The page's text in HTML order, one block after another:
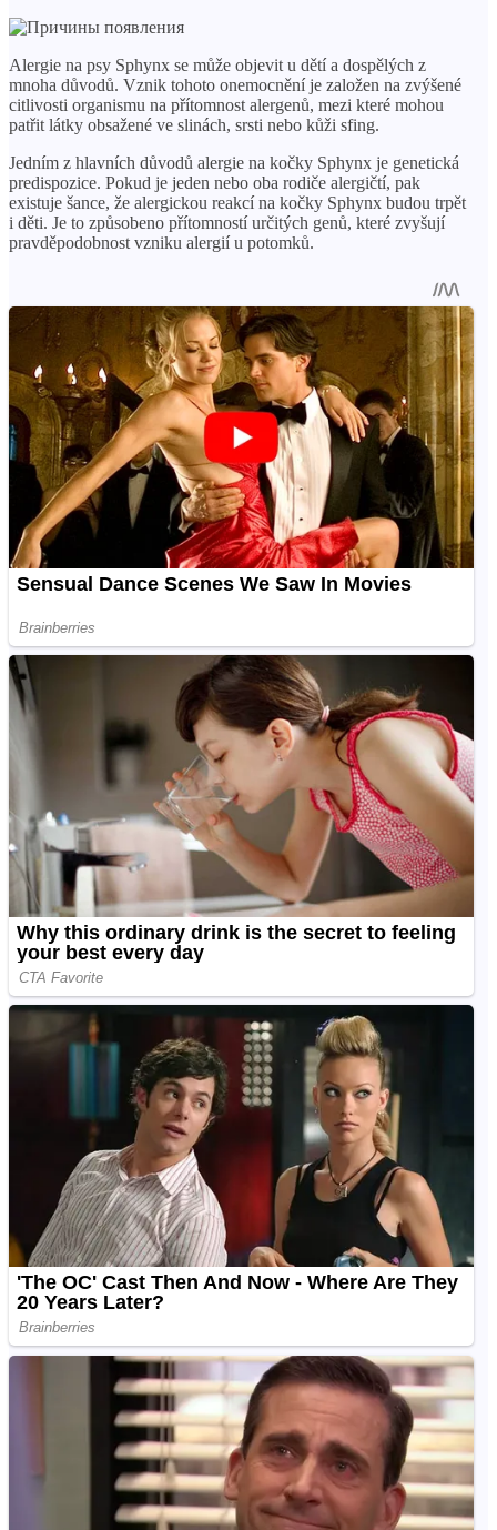
Alergie na psy Sphynx se může objevit u dětí a dospělých z
mnoha důvodů. Vznik tohoto onemocnění je založen na zvýšené
citlivosti organismu na přítomnost alergenů, mezi které mohou
patřit látky obsažené ve slinách, srsti nebo kůži sfing.
Jedním z hlavních důvodů alergie na kočky Sphynx je genetická
predispozice. Pokud je jeden nebo oba rodiče alergičtí, pak
existuje šance, že alergickou reakcí na kočky Sphynx budou trpět
i děti. Je to způsobeno přítomností určitých genů, které zvyšují
pravděpodobnost vzniku alergií u potomků.